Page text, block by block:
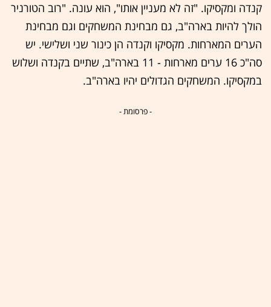
קנדה ומקסיקו. "זה לא מעניין אותו", הוא עונה. "רוב הטורניר
הולך להיות בארה"ב, גם מבחינת המשחקים וגם מבחינת
הערים המארחות. מקסיקו וקנדה הן כינור שני ושלישי. יש
סה"כ 16 ערים מארחות - 11 בארה"ב, שתיים בקנדה ושלוש
במקסיקו. המשחקים הגדולים יהיו בארה"ב.
- פרסומת -